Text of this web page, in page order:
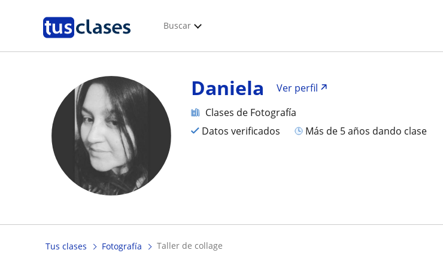
Buscar
Daniela
Ver perfil
Clases de Fotografía
Datos verificados
más de 5 años dando clase
Tus clases Fotografía taller de collage